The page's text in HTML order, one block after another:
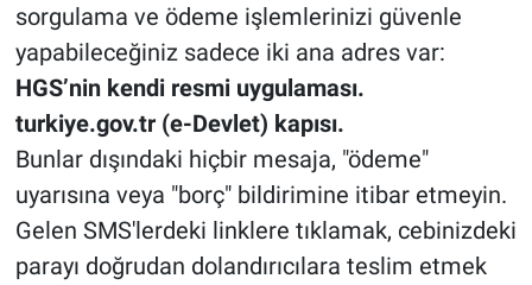
sorgulama ve ödeme işlemlerinizi güvenle
yapabileceğiniz sadece iki ana adres var:
​HGS’nin kendi resmi uygulaması.
​turkiye.gov.tr (e-Devlet) kapısı.
​Bunlar dışındaki hiçbir mesaja, "ödeme"
uyarısına veya "borç" bildirimine itibar etmeyin.
Gelen SMS'lerdeki linklere tıklamak, cebinizdeki
parayı doğrudan dolandırıcılara teslim etmek